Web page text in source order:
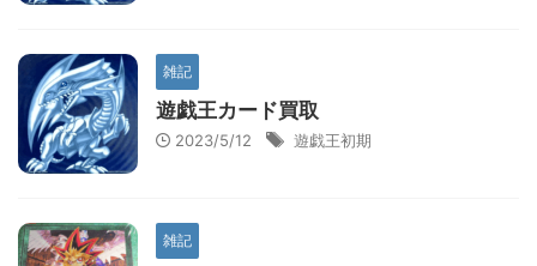
雑記
遊戯王カード買取
2023/5/12 遊戯王初期
雑記